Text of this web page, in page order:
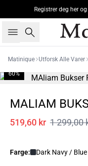
Registrer deg her
Søk
Matinique Utforsk Alle Varer
60%
MALIAM
519,60 kr 1 299,00
Farge: Dark Navy / Blue